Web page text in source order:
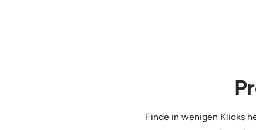
Finde in wenigen Klicks